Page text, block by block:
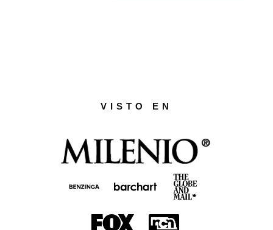
VISTO EN